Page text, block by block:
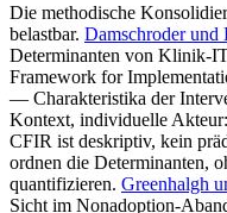
Die methodische
belastbar. Damschroder
Determinanten von Klinik-
Framework for
— Charakteristika der
Kontext, individuelle
CFIR ist deskriptiv, kein
ordnen die Determinanten,
quantifizieren. Greenhalgh
Sicht im Nonadoption-